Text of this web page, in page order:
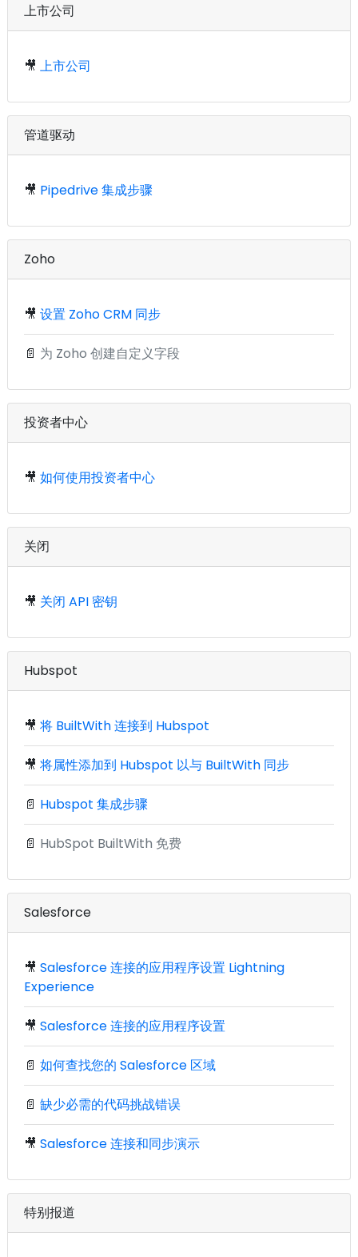
上市公司
🎥 上市公司
管道驱动
🎥 Pipedrive 集成步骤
Zoho
🎥 设置 Zoho CRM 同步
📄 为 Zoho 创建自定义字段
投资者中心
🎥 如何使用投资者中心
关闭
🎥 关闭 API 密钥
Hubspot
🎥 将 BuiltWith 连接到 Hubspot
🎥 将属性添加到 Hubspot 以与 BuiltWith 同步
📄 Hubspot 集成步骤
📄 HubSpot BuiltWith 免费
Salesforce
🎥 Salesforce 连接的应用程序设置 Lightning
Experience
🎥 Salesforce 连接的应用程序设置
📄 如何查找您的 Salesforce 区域
📄 缺少必需的代码挑战错误
🎥 Salesforce 连接和同步演示
特别报道